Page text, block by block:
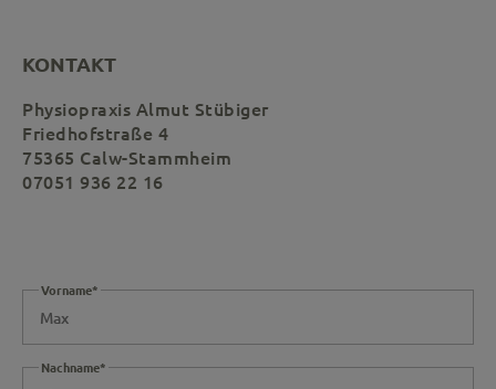
KONTAKT
Physiopraxis Almut Stübiger
Friedhofstraße 4
75365 Calw-Stammheim
07051 936 22 16
Vorname*
Nachname*